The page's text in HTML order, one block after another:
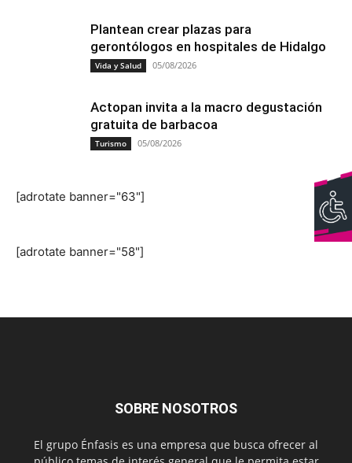
Plantean crear plazas para
gerontólogos en hospitales de Hidalgo
Vida y Salud 05/08/2026
Actopan invita a la macro degustación
gratuita de barbacoa
Turismo 05/08/2026
[adrotate banner="63"]
[adrotate banner="58"]
SOBRE NOSOTROS
El grupo Énfasis es una empresa que busca ofrecer al